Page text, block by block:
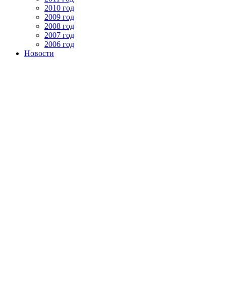
2010 год
2009 год
2008 год
2007 год
2006 год
Новости